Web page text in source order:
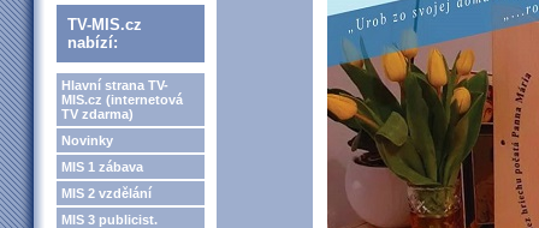
TV-MIS.cz
nabízí:
Hlavní strana TV-
MIS.cz (internetová
TV zdarma)
Novinky
MIS 1 zábava
MIS 2 vzdělání
MIS 3 publicist.